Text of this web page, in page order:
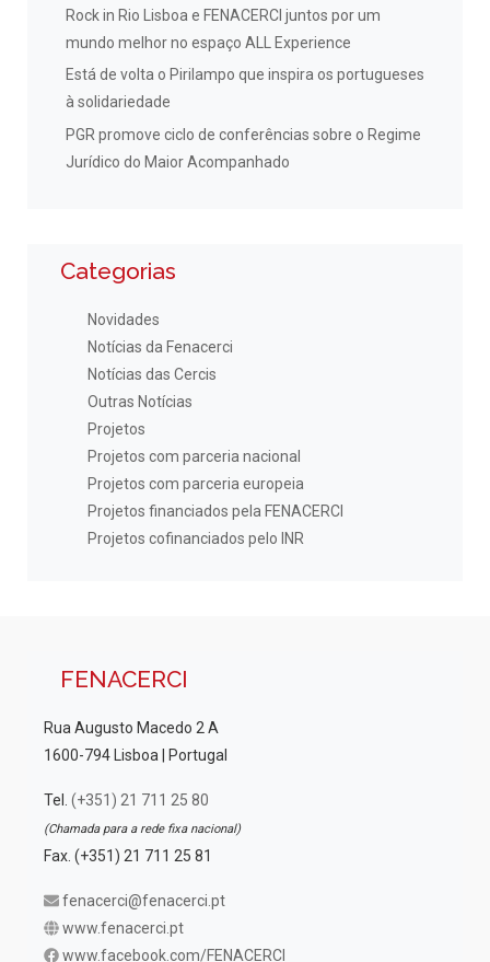
Rock in Rio Lisboa e FENACERCI juntos por um
mundo melhor no espaço ALL Experience
Está de volta o Pirilampo que inspira os portugueses
à solidariedade
PGR promove ciclo de conferências sobre o Regime
Jurídico do Maior Acompanhado
Categorias
Novidades
Notícias da Fenacerci
Notícias das Cercis
Outras Notícias
Projetos
Projetos com parceria nacional
Projetos com parceria europeia
Projetos financiados pela FENACERCI
Projetos cofinanciados pelo INR
FENACERCI
Rua Augusto Macedo 2 A
1600-794 Lisboa | Portugal
Tel. (+351) 21 711 25 80
(Chamada para a rede fixa nacional)
Fax. (+351) 21 711 25 81
fenacerci@fenacerci.pt
www.fenacerci.pt
www.facebook.com/FENACERCI